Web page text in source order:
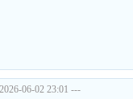
06-02 23:01 ---